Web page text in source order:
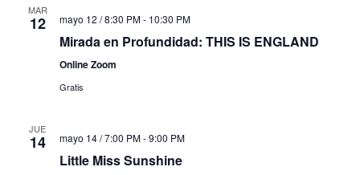
MAR
12 mayo 12 / 8:30 PM- 10:30 PM
Mirada en Profundidad: THIS IS ENGLAND
Online Zoom
Gratis
JUE
14 mayo 14 / 7:00 PM-9:00 PM
Little Miss Sunshine